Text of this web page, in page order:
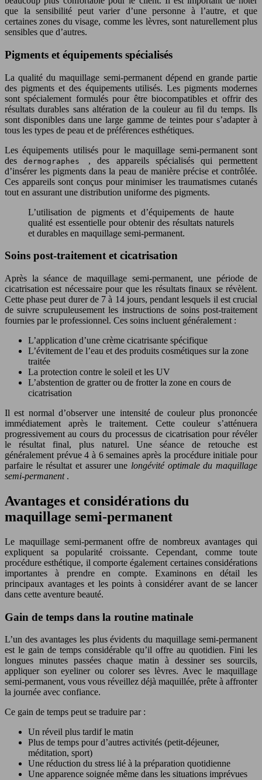
que la sensibilité peut varier d’une personne à l’autre, et que
certaines zones du visage, comme les lèvres, sont naturellement plus
sensibles que d’autres.
Pigments et équipements spécialisés
La qualité du maquillage semi-permanent dépend en grande partie
des pigments et des équipements utilisés. Les pigments modernes
sont spécialement formulés pour être biocompatibles et offrir des
résultats durables sans altération de la couleur au fil du temps. Ils
sont disponibles dans une large gamme de teintes pour s’adapter à
tous les types de peau et de préférences esthétiques.
Les équipements utilisés pour le maquillage semi-permanent sont
desdermographes , des appareils spécialisés qui permettent
d’insérer les pigments dans la peau de manière précise et contrôlée.
Ces appareils sont conçus pour minimiser les traumatismes cutanés
tout en assurant une distribution uniforme des pigments.
L’utilisation de pigments et d’équipements de haute
qualité est essentielle pour obtenir des résultats naturels
et durables en maquillage semi-permanent.
Soins post-traitement et cicatrisation
Après la séance de maquillage semi-permanent, une période de
cicatrisation est nécessaire pour que les résultats finaux se révèlent.
Cette phase peut durer de 7 à 14 jours, pendant lesquels il est crucial
de suivre scrupuleusement les instructions de soins post-traitement
fournies par le professionnel. Ces soins incluent généralement :
L’application d’une crème cicatrisante spécifique
L’évitement de l’eau et des produits cosmétiques sur la zone
traitée
La protection contre le soleil et les UV
L’abstention de gratter ou de frotter la zone en cours de
cicatrisation
Il est normal d’observer une intensité de couleur plus prononcée
immédiatement après le traitement. Cette couleur s’atténuera
progressivement au cours du processus de cicatrisation pour révéler
le résultat final, plus naturel. Une séance de retouche est
généralement prévue 4 à 6 semaines après la procédure initiale pour
parfaire le résultat et assurer une longévité optimale du maquillage
semi-permanent .
Avantages et considérations du
maquillage semi-permanent
Le maquillage semi-permanent offre de nombreux avantages qui
expliquent sa popularité croissante. Cependant, comme toute
procédure esthétique, il comporte également certaines considérations
importantes à prendre en compte. Examinons en détail les
principaux avantages et les points à considérer avant de se lancer
dans cette aventure beauté.
Gain de temps dans la routine matinale
L’un des avantages les plus évidents du maquillage semi-permanent
est le gain de temps considérable qu’il offre au quotidien. Fini les
longues minutes passées chaque matin à dessiner ses sourcils,
appliquer son eyeliner ou colorer ses lèvres. Avec le maquillage
semi-permanent, vous vous réveillez déjà maquillée, prête à affronter
la journée avec confiance.
Ce gain de temps peut se traduire par :
Un réveil plus tardif le matin
Plus de temps pour d’autres activités (petit-déjeuner,
méditation, sport)
Une réduction du stress lié à la préparation quotidienne
Une apparence soignée même dans les situations imprévues